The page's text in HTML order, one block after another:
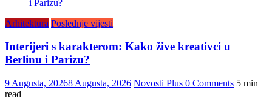
Arhitektura Poslednje vijesti
Interijeri s karakterom: Kako žive kreativci u
Berlinu i Parizu?
9 Augusta, 20268 Augusta, 2026 Novosti Plus 0 Comments 5 min
read